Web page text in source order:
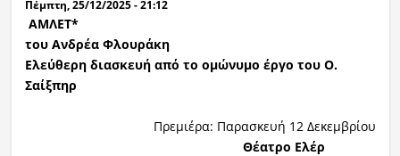
Πέμπτη, 25/12/2025 - 21:12
ΑΜΛΕΤ*
του Ανδρέα Φλουράκη
Ελεύθερη διασκευή από το ομώνυμο έργο του Ο.
Σαίξπηρ
Πρεμιέρα: Παρασκευή 12 Δεκεμβρίου
Θέατρο Ελέρ